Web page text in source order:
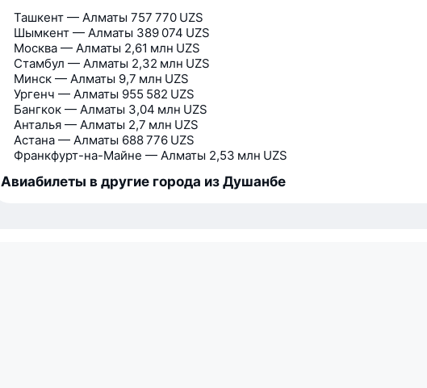
Ташкент — Алматы 757 770 UZS
Шымкент — Алматы 389 074 UZS
Москва — Алматы 2,61 млн UZS
Стамбул — Алматы 2,32 млн UZS
Минск — Алматы 9,7 млн UZS
Ургенч — Алматы 955 582 UZS
Бангкок — Алматы 3,04 млн UZS
Анталья — Алматы 2,7 млн UZS
Астана — Алматы 688 776 UZS
Франкфурт-на-Майне — Алматы 2,53 млн UZS
Авиабилеты в другие города из Душанбе